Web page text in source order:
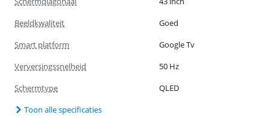
Beeldkwaliteit
Goed
Smart platform
Google Tv
Verversingssnelheid
50 Hz
Schermtype
QLED
Toon alle specificaties